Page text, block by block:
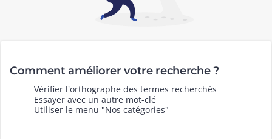
Comment améliorer votre recherche ?
Vérifier l'orthographe des termes recherchés
Essayer avec un autre mot-clé
Utiliser le menu "Nos catégories"